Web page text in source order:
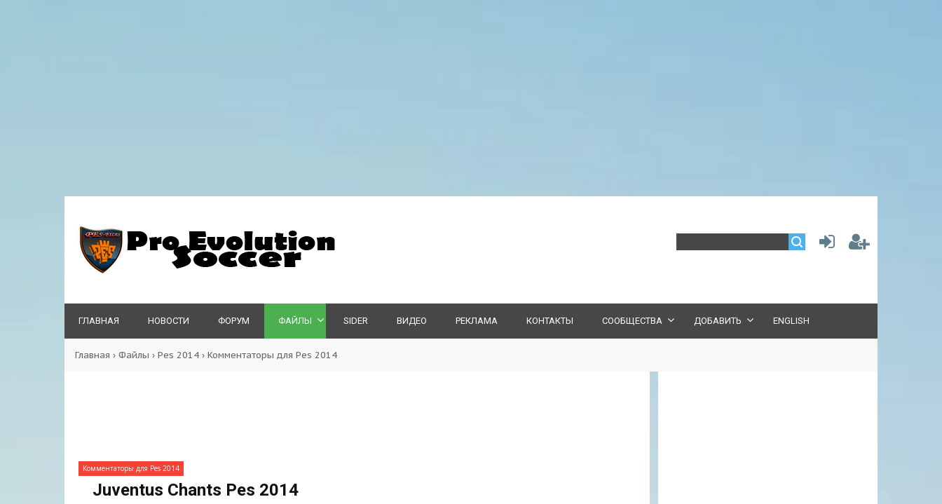
ГЛАВНАЯ НОВОСТИ ФОРУМ ФАЙЛЫ SIDER ВИДЕО РЕКЛАМА КОНТАКТЫ СООБЩЕСТВА ДОБАВИТЬ ENGLISH
Главная › Файлы › Pes 2014 › Комментаторы для Pes 2014
Комментаторы для Pes 2014
Juventus Chants Pes 2014